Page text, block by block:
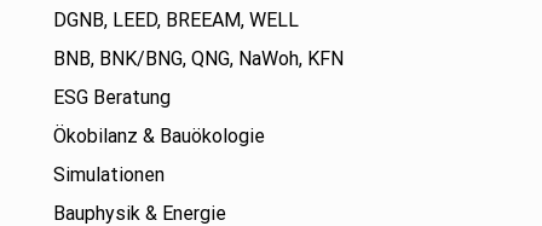
DGNB, LEED, BREEAM, WELL
BNB, BNK/BNG, QNG, NaWoh, KFN
ESG Beratung
Ökobilanz & Bauökologie
Simulationen
Bauphysik & Energie